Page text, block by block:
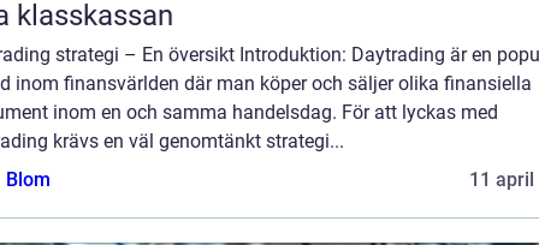
klasskassan
strategi – En översikt Introduktion: Daytrading är en
inom finansvärlden där man köper och säljer olika finansiella
inom en och samma handelsdag. För att lyckas med
krävs en väl genomtänkt strategi...
Blom
11 april